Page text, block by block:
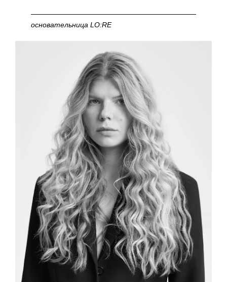
основательница LO:RE